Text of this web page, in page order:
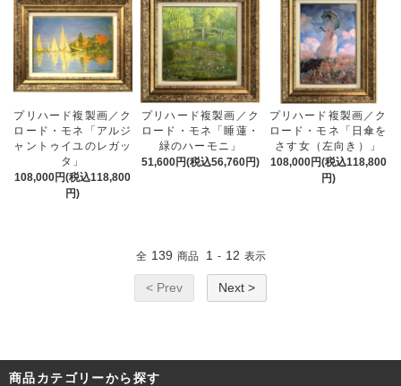
プリハード複製画／ク
ロード・モネ「アルジ
ャントゥイユのレガッ
タ」
108,000円(税込118,800
円)
プリハード複製画／ク
ロード・モネ「睡蓮・
緑のハーモニ」
51,600円(税込56,760円)
プリハード複製画／ク
ロード・モネ「日傘を
さす女（左向き）」
108,000円(税込118,800
円)
全 139 商品 1 - 12 表示
< Prev Next >
商品カテゴリーから探す